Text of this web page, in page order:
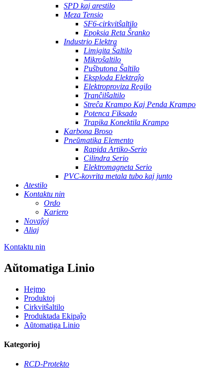
SPD kaj arestilo
Meza Tensio
SF6-cirkvitŝaltilo
Epoksia Reta Ŝranko
Industrio Elektra
Limigita Ŝaltilo
Mikroŝaltilo
Puŝbutona Ŝaltilo
Eksploda Elektraĵo
Elektroproviza Regilo
Tranĉilŝaltilo
Streĉa Krampo Kaj Penda Krampo
Potenca Fiksado
Trapika Konektila Krampo
Karbona Broso
Pneŭmatika Elemento
Rapida Artiko-Serio
Cilindra Serio
Elektromagneta Serio
PVC-kovrita metala tubo kaj junto
Atestilo
Kontaktu nin
Ordo
Kariero
Novaĵoj
Aliaj
Kontaktu nin
Aŭtomatiga Linio
Hejmo
Produktoj
Cirkvitŝaltilo
Produktada Ekipaĵo
Aŭtomatiga Linio
Kategorioj
RCD-Protekto